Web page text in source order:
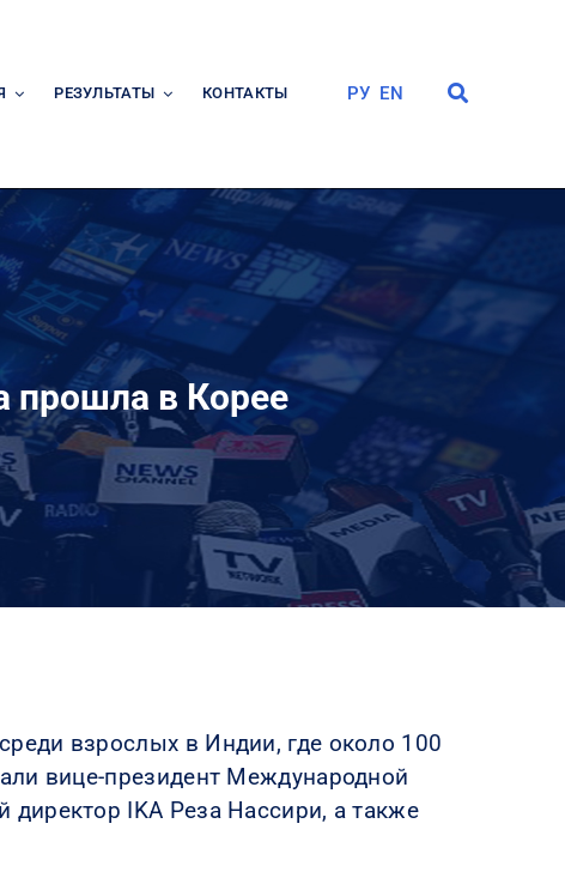
РЕЗУЛЬТАТЫ КОНТАКТЫ РУ EN
прошла в Корее
взрослых в Индии, где около 100
вице-президент Международной
директор IKA Реза Нассири, а также